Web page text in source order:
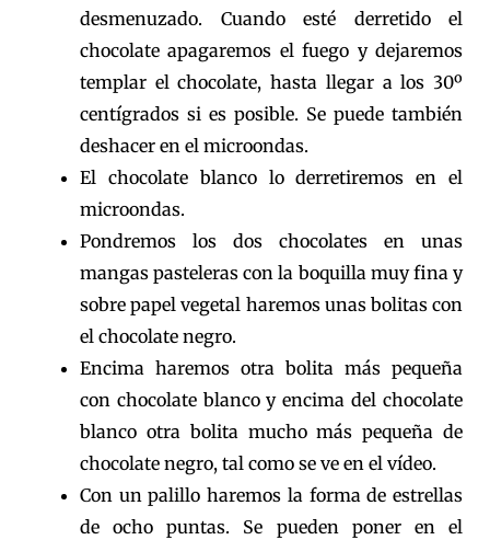
desmenuzado. Cuando esté derretido el
chocolate apagaremos el fuego y dejaremos
templar el chocolate, hasta llegar a los 30º
centígrados si es posible. Se puede también
deshacer en el microondas.
El chocolate blanco lo derretiremos en el
microondas.
Pondremos los dos chocolates en unas
mangas pasteleras con la boquilla muy fina y
sobre papel vegetal haremos unas bolitas con
el chocolate negro.
Encima haremos otra bolita más pequeña
con chocolate blanco y encima del chocolate
blanco otra bolita mucho más pequeña de
chocolate negro, tal como se ve en el vídeo.
Con un palillo haremos la forma de estrellas
de ocho puntas. Se pueden poner en el